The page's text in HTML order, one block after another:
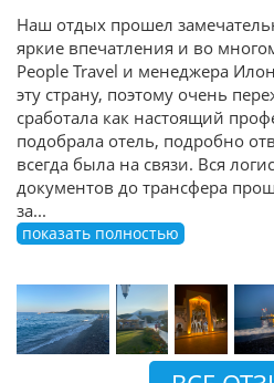
Наш отдых прошел
яркие впечатления и во многом
People Travel и менеджера
эту страну, поэтому очень
сработала как настоящий
подобрала отель, подробно
всегда была на связи. Вся
документов до трансфера
за...
показать полностью